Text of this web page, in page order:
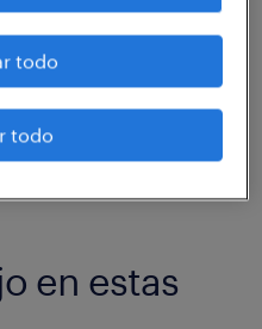
en estas
todo
todo